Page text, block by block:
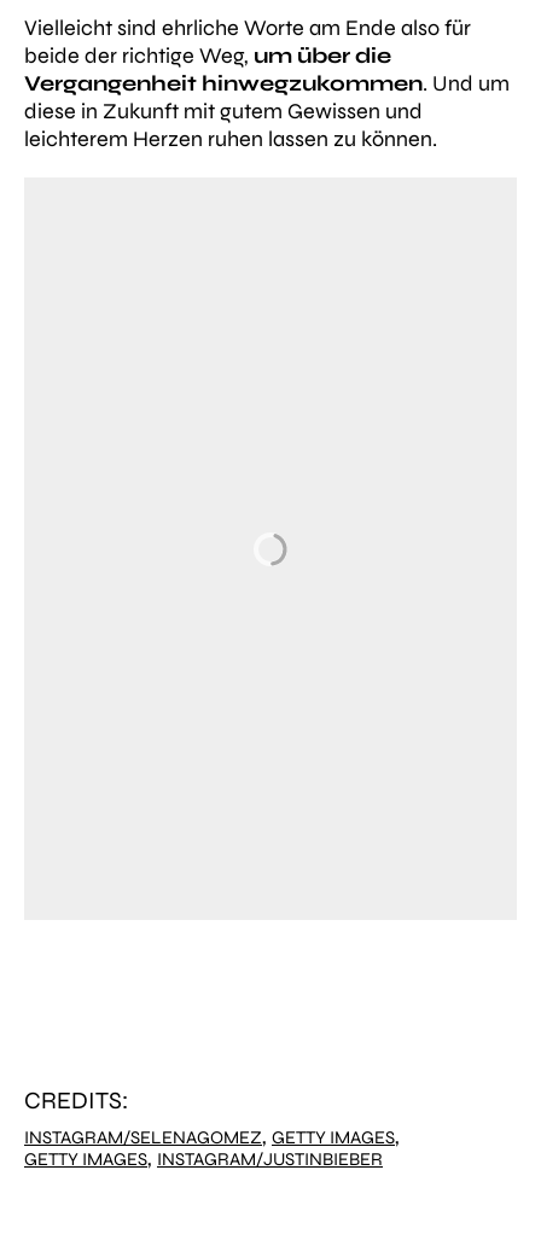
Vielleicht sind ehrliche Worte am Ende also für
beide der richtige Weg, um über die
Vergangenheit hinwegzukommen. Und um
diese in Zukunft mit gutem Gewissen und
leichterem Herzen ruhen lassen zu können.
CREDITS:
INSTAGRAM/SELENAGOMEZ, GETTY IMAGES,
GETTY IMAGES, INSTAGRAM/JUSTINBIEBER